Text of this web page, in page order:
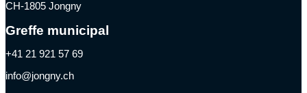
CH-1805 Jongny
Greffe municipal
+41 21 921 57 69
info@jongny.ch